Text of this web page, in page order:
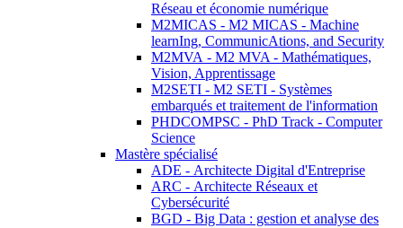
Réseau et économie numérique
M2MICAS - M2 MICAS - Machine
learnIng, CommunicAtions, and Security
M2MVA - M2 MVA - Mathématiques,
Vision, Apprentissage
M2SETI - M2 SETI - Systèmes
embarqués et traitement de l'information
PHDCOMPSC - PhD Track - Computer
Science
Mastère spécialisé
ADE - Architecte Digital d'Entreprise
ARC - Architecte Réseaux et
Cybersécurité
BGD - Big Data : gestion et analyse des